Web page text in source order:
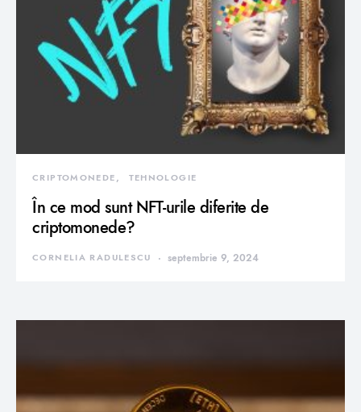
CRIPTOMONEDE TEHNOLOGIE
În ce mod sunt NFT-urile diferite de
criptomonede?
CORNELIA RADULESCU septembrie 9, 2024